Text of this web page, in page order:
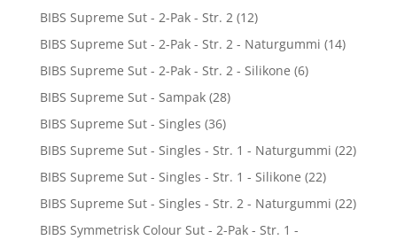
BIBS Supreme Sut - 2-Pak - Str. 2 (12)
BIBS Supreme Sut - 2-Pak - Str. 2 - Naturgummi (14)
BIBS Supreme Sut - 2-Pak - Str. 2 - Silikone (6)
BIBS Supreme Sut - Sampak (28)
BIBS Supreme Sut - Singles (36)
BIBS Supreme Sut - Singles - Str. 1 - Naturgummi (22)
BIBS Supreme Sut - Singles - Str. 1 - Silikone (22)
BIBS Supreme Sut - Singles - Str. 2 - Naturgummi (22)
BIBS Symmetrisk Colour Sut - 2-Pak - Str. 1 -